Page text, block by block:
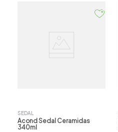
SEDAL
Acond Sedal Ceramidas
340ml